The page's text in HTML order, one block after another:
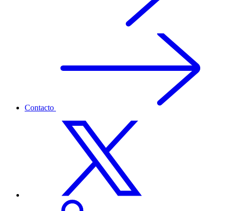
Contacto